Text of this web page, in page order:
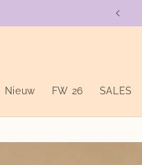
Nieuw FW 26 SALES